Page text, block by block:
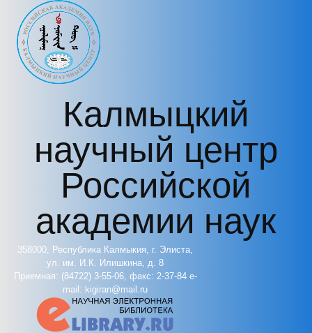
Перейти к основному содержанию
Калмыцкий
научный центр
Российской
академии наук
358000, Республика Калмыкия, г. Элиста,
ул. им. И.К. Илишкина, д. 8
Приемная: (84722) 3-55-06, факс: 2-37-84 e-
mail: kigiran@mail.ru